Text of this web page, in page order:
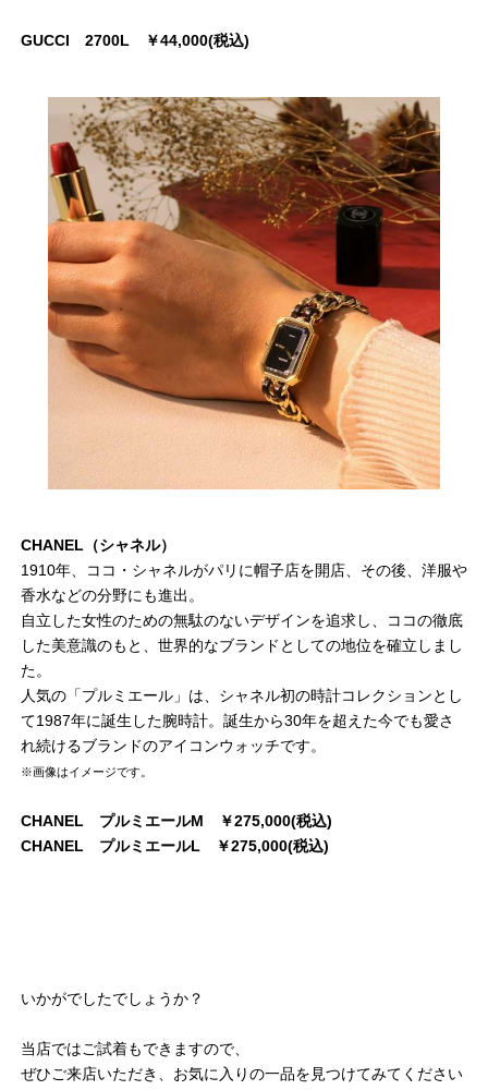
GUCCI 2700L ￥44,000(税込)
CHANEL（シャネル）
1910年、ココ・シャネルがパリに帽子店を開店、その後、洋服や
香水などの分野にも進出。
自立した女性のための無駄のないデザインを追求し、ココの徹底
した美意識のもと、世界的なブランドとしての地位を確立しまし
た。
人気の「プルミエール」は、シャネル初の時計コレクションとし
て1987年に誕生した腕時計。誕生から30年を超えた今でも愛さ
れ続けるブランドのアイコンウォッチです。
※画像はイメージです。
CHANEL プルミエールM ￥275,000(税込)
CHANEL プルミエールL ￥275,000(税込)
いかがでしたでしょうか？
当店ではご試着もできますので、
ぜひご来店いただき、お気に入りの一品を見つけてみてください